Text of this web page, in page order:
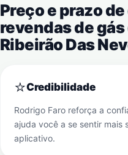
Preço e prazo
revendas de
Ribeirão Das
⭐Credibilidade
Rodrigo Faro reforça a
ajuda você a se sentir mais
aplicativo.